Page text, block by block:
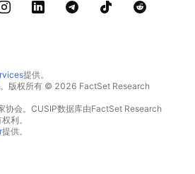
提供。
版权所有 © 2026 FactSet Research
会。CUSIP数据库由FactSet Research
利。
提供。